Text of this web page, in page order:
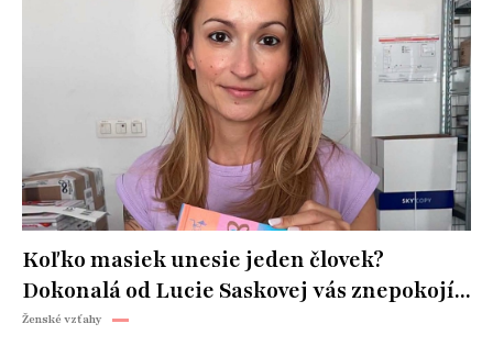
Koľko masiek unesie jeden človek?
Dokonalá od Lucie Saskovej vás znepokojí...
Ženské vzťahy